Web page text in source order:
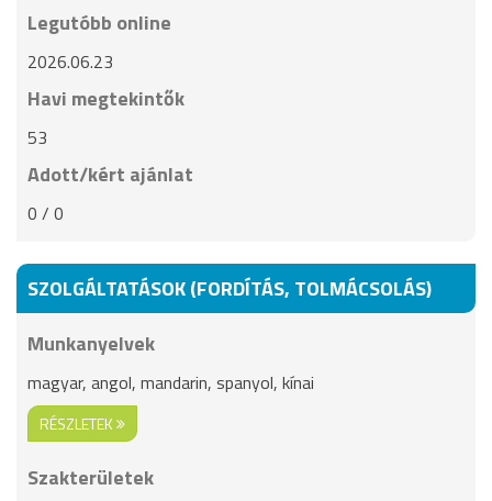
Legutóbb online
2026.06.23
Havi megtekintők
53
Adott/kért ajánlat
0 / 0
SZOLGÁLTATÁSOK (FORDÍTÁS, TOLMÁCSOLÁS)
Munkanyelvek
magyar, angol, mandarin, spanyol, kínai
RÉSZLETEK
Szakterületek